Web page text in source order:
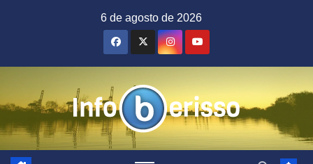
6 de agosto de 2026